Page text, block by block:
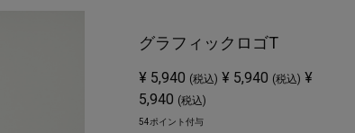
グラフィックロゴT
¥ 5,940 (税込) ¥ 5,940 (税込) ¥
5,940 (税込)
54ポイント付与